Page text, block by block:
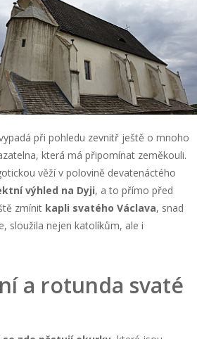
při pohledu zevnitř ještě o mnoho
která má připomínat zeměkouli.
věží v polovině devatenáctého
výhled na Dyji, a to přímo před
zmínit kapli svatého Václava, snad
sloužila nejen katolíkům, ale i
a rotunda svaté